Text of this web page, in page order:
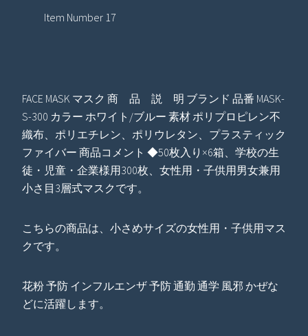
Item Number 17
FACE MASK マスク 商 品 説 明 ブランド 品番 MASK-
S-300 カラー ホワイト/ブルー 素材 ポリプロピレン不
織布、ポリエチレン、ポリウレタン、プラスティック
ファイバー 商品コメント ◆50枚入り×6箱、学校の生
徒・児童・企業様用300枚、女性用・子供用男女兼用
小さ目3層式マスクです。
こちらの商品は、小さめサイズの女性用・子供用マス
クです。
花粉 予防 インフルエンザ 予防 通勤 通学 風邪 かぜな
どに活躍します。